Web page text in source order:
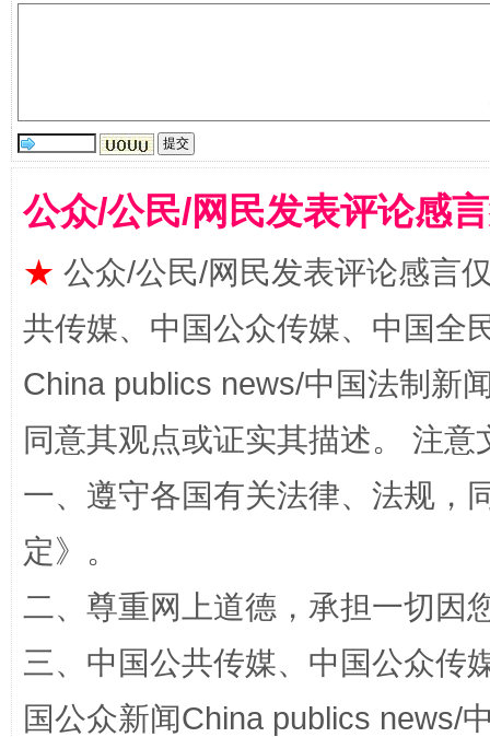
揭批美国五大"原罪" "炒
解纷+调解+退费，一次搞定
公众/公民/网民发表评论感
★ 公众/公民/网民发表评论感言
共传媒、中国公众传媒、中国全
China publics news/中国法制新
同意其观点或证实其描述。 注
一、遵守各国有关法律、法规，
定》。
二、尊重网上道德，承担一切因
三、中国公共传媒、中国公众传
国公众新闻China publics news/